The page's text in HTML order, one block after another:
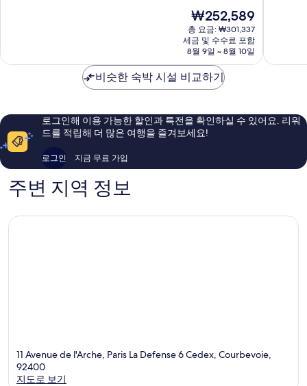
매
요,
용
후
개
현
재
요
금
₩252,589
₩252,589
총 요금: ₩301,337
세금 및 수수료 포함
8월 9일 ~ 8월 10일
노
매
해
요,
비슷한 숙박 시설 비교하기
로그인해 이용 가능한 할인과 특전을 확인하실 수 있어요. 리워
드를 적립해 더 많은 여행을 즐겨보세요!
로그인 지금 무료 가입
주변 지역 정보
11 Avenue de l'Arche, Paris La Defense 6 Cedex, Courbevoie,
92400
지도로 보기